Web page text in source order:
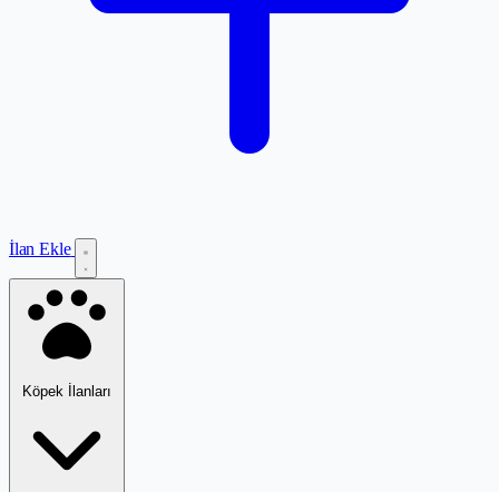
İlan Ekle
Köpek İlanları